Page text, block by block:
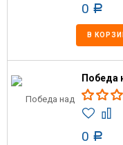
0 Р
В
Победа
0 Р